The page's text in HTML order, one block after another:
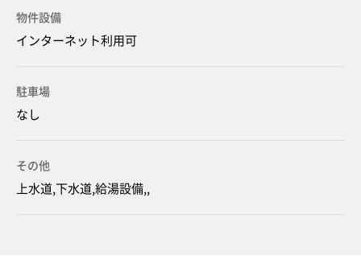
物件設備
インターネット利用可
駐車場
なし
その他
上水道,下水道,給湯設備,,